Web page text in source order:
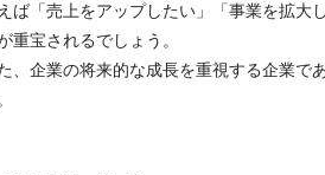
ば「売上をアップしたい」「事業を拡大
重宝されるでしょう。
、企業の将来的な成長を重視する企業で